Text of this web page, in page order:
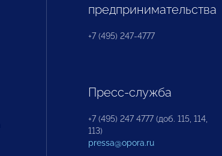
предпринимательства
+7 (495) 247-4777
Пресс-служба
+7 (495) 247 4777 (доб. 115, 114,
113)
pressa@opora.ru